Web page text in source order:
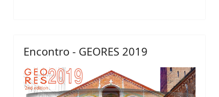
Encontro - GEORES 2019